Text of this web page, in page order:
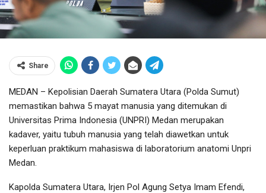
Share
MEDAN – Kepolisian Daerah Sumatera Utara (Polda Sumut)
memastikan bahwa 5 mayat manusia yang ditemukan di
Universitas Prima Indonesia (UNPRI) Medan merupakan
kadaver, yaitu tubuh manusia yang telah diawetkan untuk
keperluan praktikum mahasiswa di laboratorium anatomi Unpri
Medan.
Kapolda Sumatera Utara, Irjen Pol Agung Setya Imam Efendi,